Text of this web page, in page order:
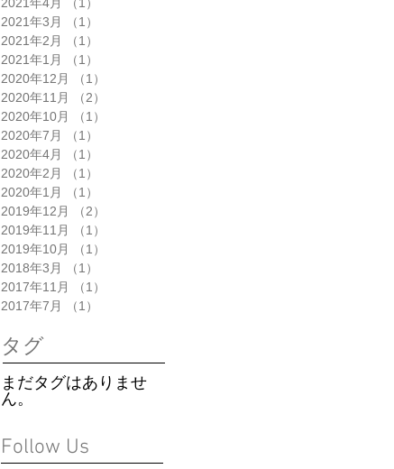
2021年4月
（1）
2021年3月
（1）
2021年2月
（1）
2021年1月
（1）
2020年12月
（1）
2020年11月
（2）
2020年10月
（1）
2020年7月
（1）
2020年4月
（1）
2020年2月
（1）
2020年1月
（1）
2019年12月
（2）
2019年11月
（1）
2019年10月
（1）
2018年3月
（1）
2017年11月
（1）
2017年7月
（1）
タグ
まだタグはありませ
ん。
Follow Us